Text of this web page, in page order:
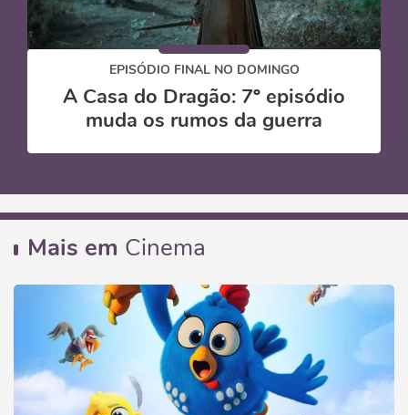
EPISÓDIO FINAL NO DOMINGO
A Casa do Dragão: 7º episódio
muda os rumos da guerra
Mais em Cinema